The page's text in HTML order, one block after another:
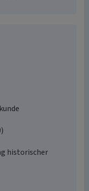
historischer